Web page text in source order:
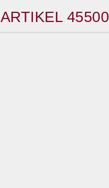
ARTIKEL 45500